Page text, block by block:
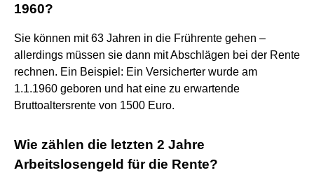
1960?
Sie können mit 63 Jahren in die Frührente gehen –
allerdings müssen sie dann mit Abschlägen bei der Rente
rechnen. Ein Beispiel: Ein Versicherter wurde am
1.1.1960 geboren und hat eine zu erwartende
Bruttoaltersrente von 1500 Euro.
Wie zählen die letzten 2 Jahre
Arbeitslosengeld für die Rente?